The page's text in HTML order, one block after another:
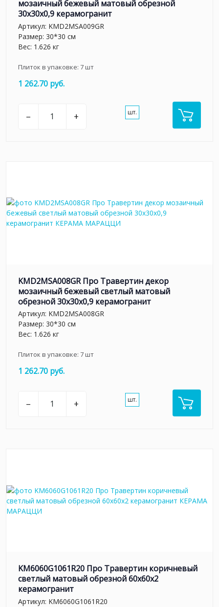
мозаичный бежевый матовый обрезной
30x30x0,9 керамогранит
Артикул: KMD2MSA009GR
Размер: 30*30 см
Вес: 1.626 кг
Плиток в упаковке: 7шт
1 262.70 руб.
– + шт.
KMD2MSA008GR Про Травертин декор
мозаичный бежевый светлый матовый
обрезной 30x30x0,9 керамогранит
Артикул: KMD2MSA008GR
Размер: 30*30 см
Вес: 1.626 кг
Плиток в упаковке: 7шт
1 262.70 руб.
– + шт.
KM6060G1061R20 Про Травертин коричневый
светлый матовый обрезной 60x60x2
керамогранит
Артикул: KM6060G1061R20